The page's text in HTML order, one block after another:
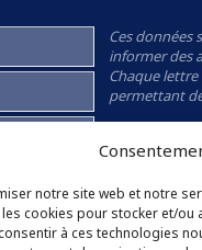
notre site web et notre
cookies pour stocker et/
à ces technologies
Ces données
informer des
Chaque
permettant
l'association.